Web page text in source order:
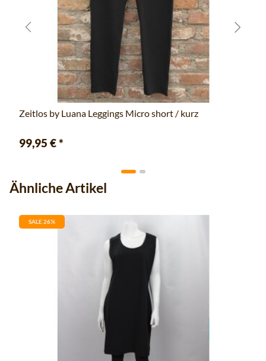
Zeitlos by Luana Leggings Micro short / kurz
99,95 €*
Ähnliche Artikel
SALE 26%